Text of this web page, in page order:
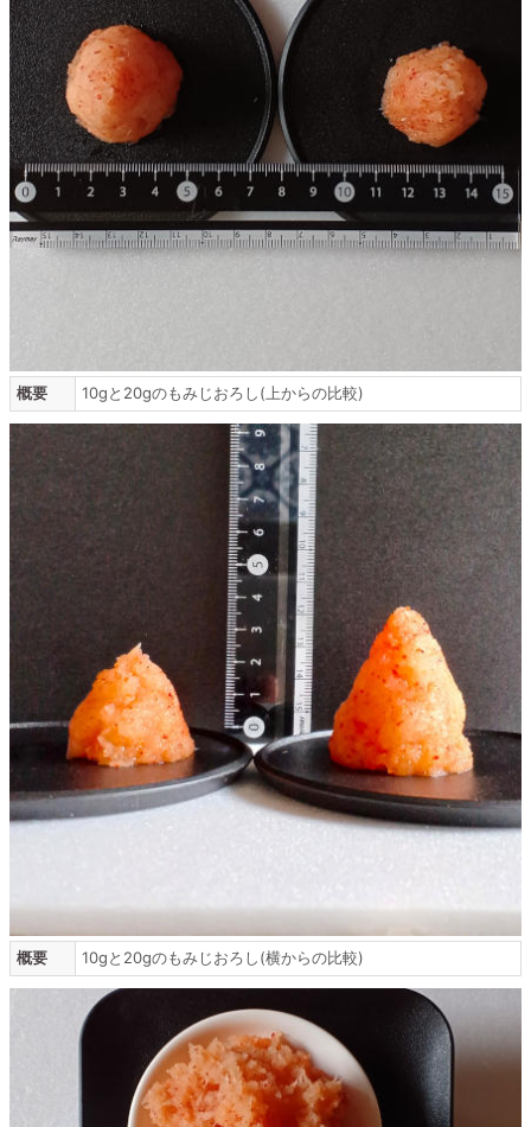
概要 10gと20gのもみじおろし(上からの比較)
概要 10gと20gのもみじおろし(横からの比較)